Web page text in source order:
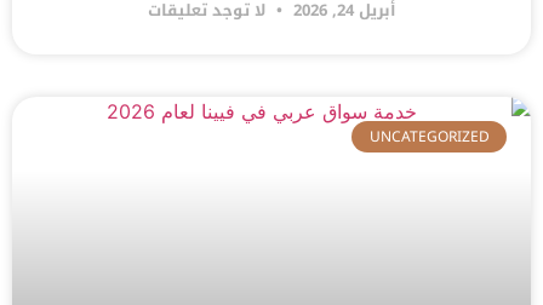
أبريل 24, 2026 لا توجد تعليقات
UNCATEGORIZED